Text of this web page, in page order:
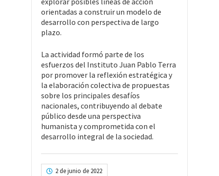
orientadas a construir un modelo de
desarrollo con perspectiva de largo
plazo.
La actividad formó parte de los
esfuerzos del Instituto Juan Pablo Terra
por promover la reflexión estratégica y
la elaboración colectiva de propuestas
sobre los principales desafíos
nacionales, contribuyendo al debate
público desde una perspectiva
humanista y comprometida con el
desarrollo integral de la sociedad.
2 de junio de 2022